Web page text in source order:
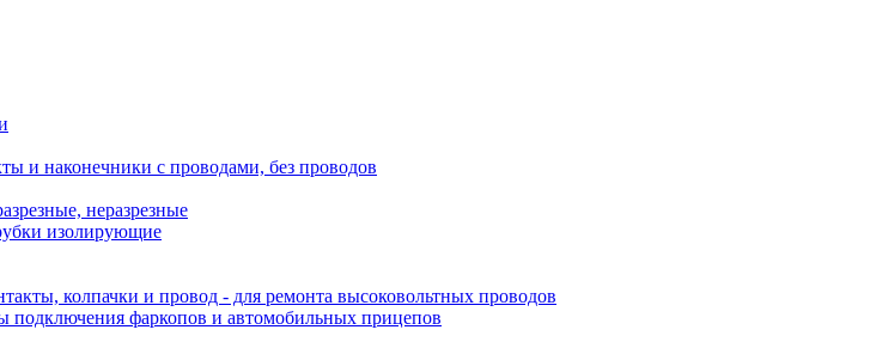
и наконечники с проводами, без проводов
неразрезные
изолирующие
колпачки и провод - для ремонта высоковольтных проводов
подключения фаркопов и автомобильных прицепов